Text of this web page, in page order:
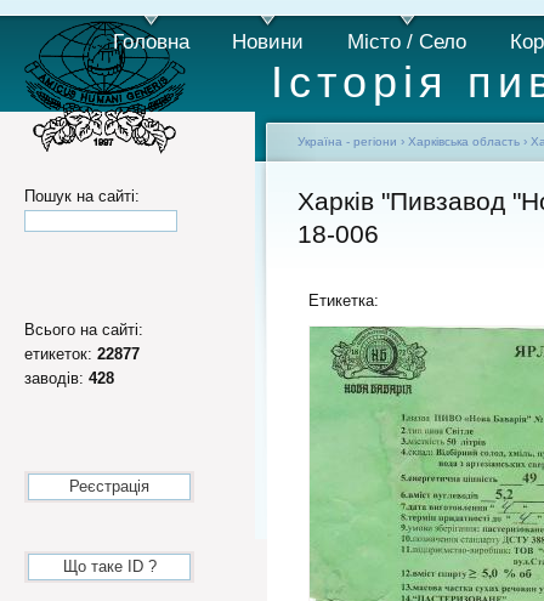
Історія
Головна Новини Місто / Село
Пошук на сайті:
Всього на сайті:
етикеток: 22877
заводів: 428
Реєстрація
Що таке ID ?
Україна - регіони › Харківська область ›
Харків "Пивзавод
18-006
Етикетка: